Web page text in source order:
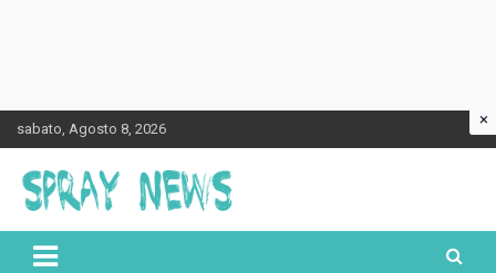
to
content
sabato, Agosto 8, 2026
Spraynews.it
×